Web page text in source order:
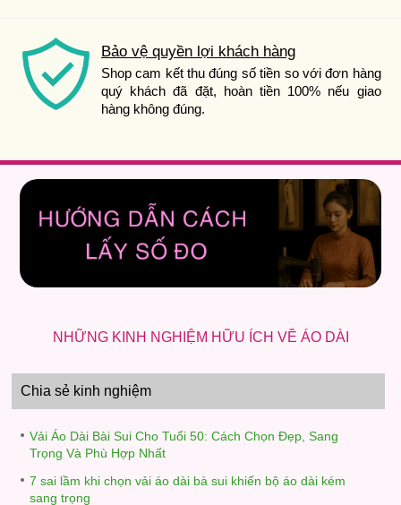
Bảo vệ quyền lợi khách hàng
Shop cam kết thu đúng số tiền so với đơn hàng
quý khách đã đặt, hoàn tiền 100% nếu giao
hàng không đúng.
NHỮNG KINH NGHIỆM HỮU ÍCH VỀ ÁO DÀI
Chia sẻ kinh nghiệm
Vải Áo Dài Bài Sui Cho Tuổi 50: Cách Chọn Đẹp, Sang
Trọng Và Phù Hợp Nhất
7 sai lầm khi chọn vải áo dài bà sui khiến bộ áo dài kém
sang trọng